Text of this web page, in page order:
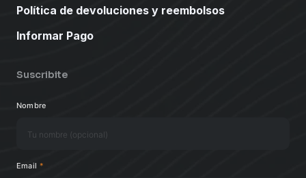
Política de devoluciones y reembolsos
Informar Pago
Suscribite
Nombre
Email *